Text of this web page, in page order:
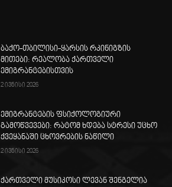
ბაქო-თბილისი-ყარსის რკინიგზის
მითები: რეალობა ქართველი
ემიგრანტებისთვის
2 ივნისი 2026
ემიგრანტების ფსიქოლოგიური
გამოწვევები: რატომ ხდება სტრესი უცხო
ქვეყანაში ცხოვრების ნაწილი
2 ივნისი 2026
ქართველი მუსიკოსი ლევან შენგელია